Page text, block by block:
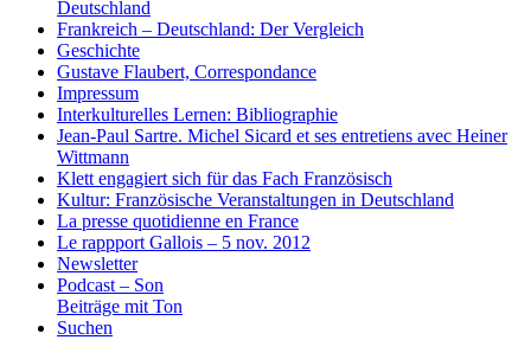
Deutschland
Frankreich – Deutschland: Der Vergleich
Geschichte
Gustave Flaubert, Correspondance
Impressum
Interkulturelles Lernen: Bibliographie
Jean-Paul Sartre. Michel Sicard et ses entretiens avec Heiner
Wittmann
Klett engagiert sich für das Fach Französisch
Kultur: Französische Veranstaltungen in Deutschland
La presse quotidienne en France
Le rappport Gallois – 5 nov. 2012
Newsletter
Podcast – Son
Beiträge mit Ton
Suchen